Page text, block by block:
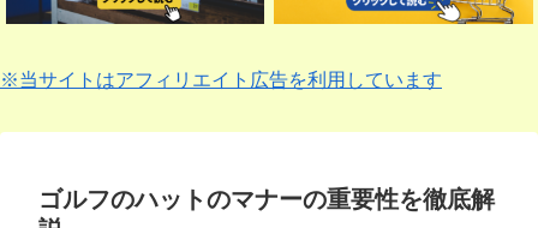
※当サイトはアフィリエイト広告を利用しています
ゴルフのハットのマナーの重要性を徹底解